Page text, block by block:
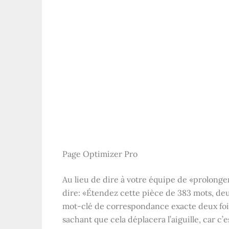
Page Optimizer Pro
Au lieu de dire à votre équipe de
dire: «Étendez cette pièce de 383 mots,
mot-clé de correspondance exacte deux
sachant que cela déplacera l’aiguille, car